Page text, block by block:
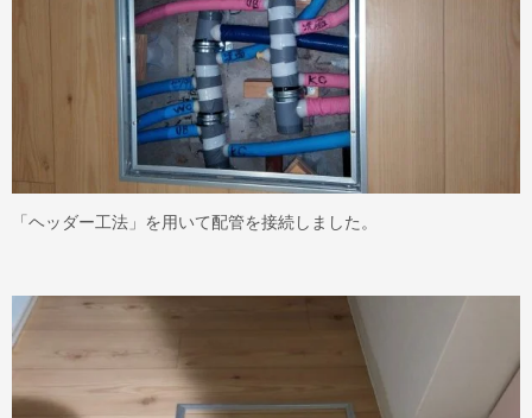
「ヘッダー工法」を用いて配管を接続しました。